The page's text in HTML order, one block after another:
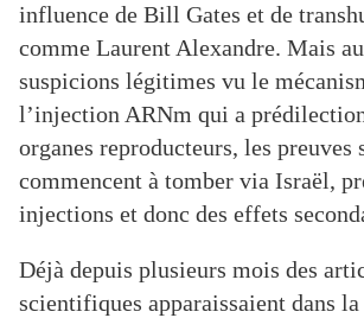
influence de Bill Gates et de
comme Laurent Alexandre. Mais
suspicions légitimes vu le
l’injection ARNm qui a
organes reproducteurs, les preuves
commencent à tomber via Israël,
injections et donc des effets
Déjà depuis plusieurs mois des
scientifiques apparaissaient dans la